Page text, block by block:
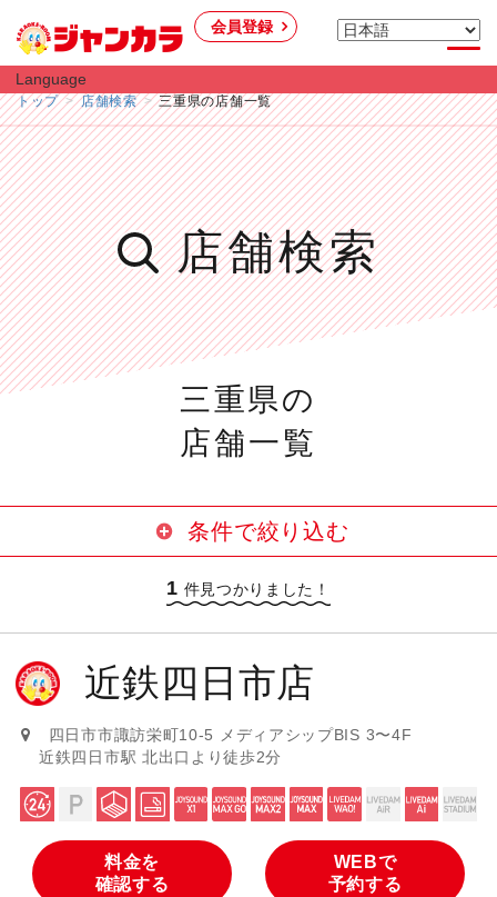
会員登録
Language
トップ 店舗検索 三重県の店舗一覧
店舗検索
三重県の
店舗一覧
条件で絞り込む
駐車場サービスあり
大部屋あり 喫煙ブースあり
設置カラオケ機種
JOYSOUND X1（最新導入機種）
JOYSOUND MAX GO（曲数豊富・
高音質）
JOYSOUND MAX2（曲数豊富・高
音質）
JOYSOUND MAX（曲数豊富）
LIVE DAM WAO! LIVE DAM AiR
1 件見つかりました！
近鉄四日市店
四日市市諏訪栄町10-5 メディアシップBIS 3〜4F
近鉄四日市駅 北出口より徒歩2分
料金を
確認する
WEBで
予約する